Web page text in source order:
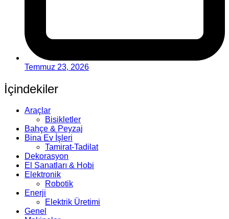
Temmuz 23, 2026
İçindekiler
Araçlar
Bisikletler
Bahçe & Peyzaj
Bina Ev İşleri
Tamirat-Tadilat
Dekorasyon
El Sanatları & Hobi
Elektronik
Robotik
Enerji
Elektrik Üretimi
Genel